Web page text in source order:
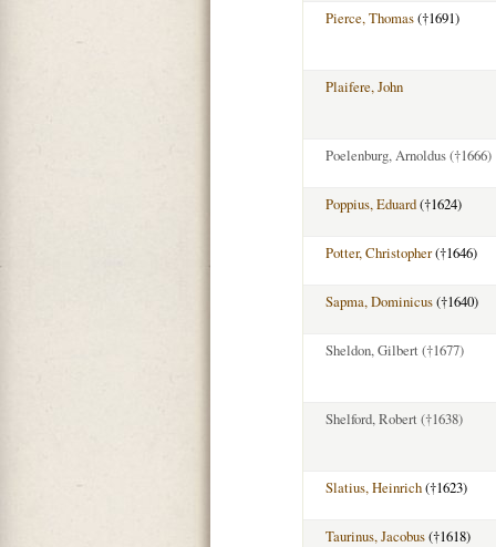
Pierce, Thomas(†1691)
Plaifere, John
Poelenburg, Arnoldus(†1666)
Poppius, Eduard(†1624)
Potter, Christopher(†1646)
Sapma, Dominicus(†1640)
Sheldon, Gilbert(†1677)
Shelford, Robert(†1638)
Slatius, Heinrich(†1623)
Taurinus, Jacobus(†1618)